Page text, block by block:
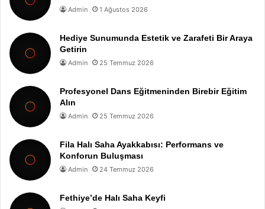
Admin 1 Ağustos 2026
Hediye Sunumunda Estetik ve Zarafeti Bir Araya
Getirin
Admin 25 Temmuz 2026
Profesyonel Dans Eğitmeninden Birebir Eğitim
Alın
Admin 25 Temmuz 2026
Fila Halı Saha Ayakkabısı: Performans ve
Konforun Buluşması
Admin 24 Temmuz 2026
Fethiye’de Halı Saha Keyfi